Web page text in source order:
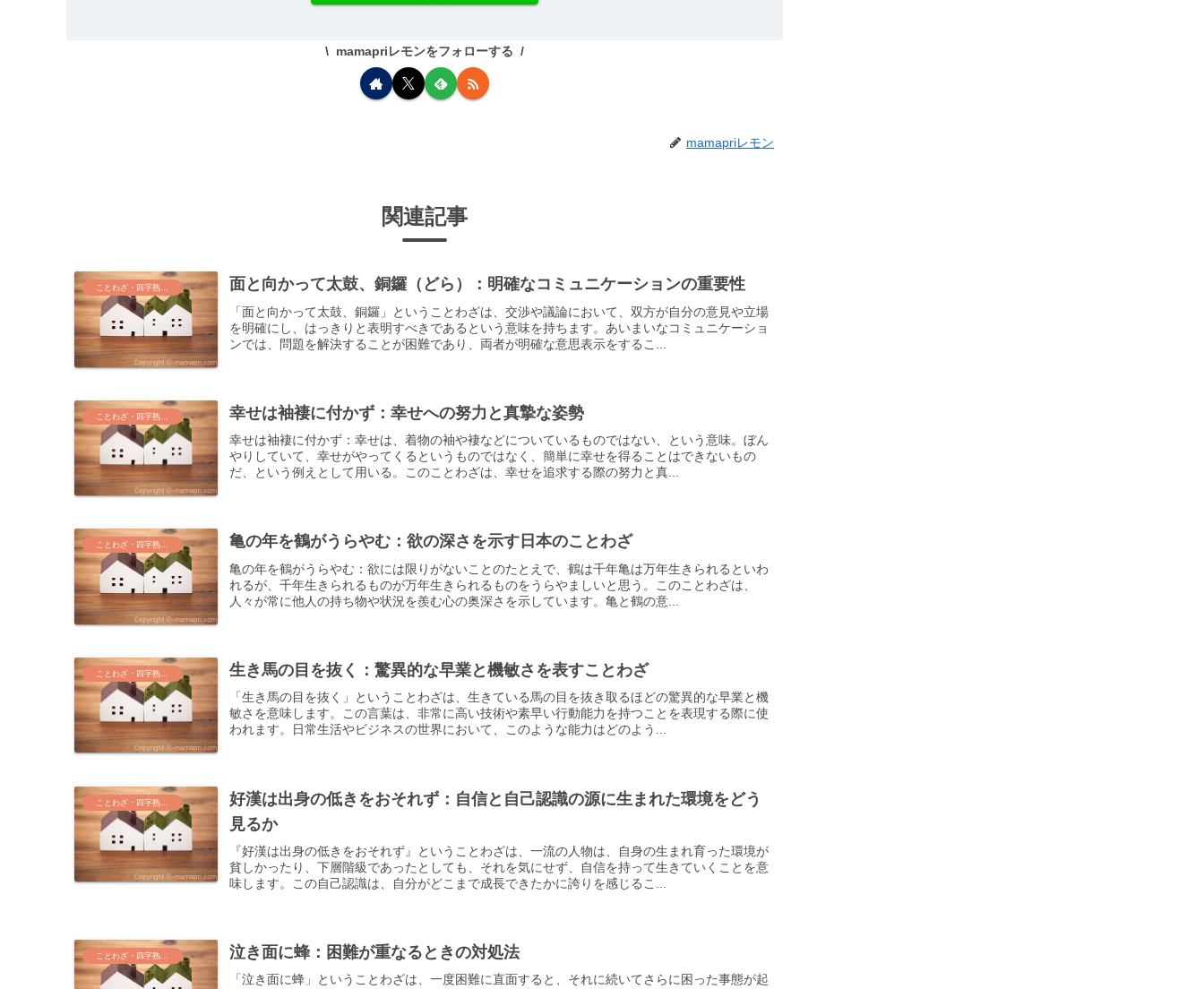
mamapriレモンをフォローする
mamapriレモン
関連記事
ことわざ・四字熟語・気づき 面と向かって太鼓、銅鑼（どら）：明確なコミュニケーションの重要性
「面と向かって太鼓、銅鑼」ということわざは、交渉や議論において、双方が自分の意見や立場
を明確にし、はっきりと表明すべきであるという意味を持ちます。あいまいなコミュニケーショ
ンでは、問題を解決することが困難であり、両者が明確な意思表示をするこ...
幸せは袖褄に付かず：幸せへの努力と真摯な姿勢
幸せは袖褄に付かず：幸せは、着物の袖や褄などについているものではない、という意味。ぼん
やりしていて、幸せがやってくるというものではなく、簡単に幸せを得ることはできないもの
だ、という例えとして用いる。このことわざは、幸せを追求する際の努力と真...
ことわざ・四字熟語・気づき 亀の年を鶴がうらやむ：欲の深さを示す日本のことわざ
亀の年を鶴がうらやむ：欲には限りがないことのたとえで、鶴は千年亀は万年生きられるといわ
れるが、千年生きられるものが万年生きられるものをうらやましいと思う。このことわざは、
人々が常に他人の持ち物や状況を羨む心の奥深さを示しています。亀と鶴の意...
生き馬の目を抜く：驚異的な早業と機敏さを表すことわざ
「生き馬の目を抜く」ということわざは、生きている馬の目を抜き取るほどの驚異的な早業と機
敏さを意味します。この言葉は、非常に高い技術や素早い行動能力を持つことを表現する際に使
われます。日常生活やビジネスの世界において、このような能力はどのよう...
好漢は出身の低きをおそれず：自信と自己認識の源に生まれた環境をどう
見るか
『好漢は出身の低きをおそれず』ということわざは、一流の人物は、自身の生まれ育った環境が
貧しかったり、下層階級であったとしても、それを気にせず、自信を持って生きていくことを意
味します。この自己認識は、自分がどこまで成長できたかに誇りを感じるこ...
ことわざ・四字熟語・気づき 泣き面に蜂：困難が重なるときの対処法
「泣き面に蜂」ということわざは、一度困難に直面すると、それに続いてさらに困った事態が起